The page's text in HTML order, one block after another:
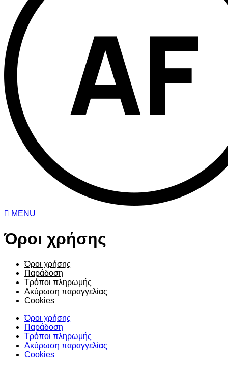
MENU
Όροι χρήσης
Όροι χρήσης
Παράδοση
Τρόποι πληρωμής
Ακύρωση παραγγελίας
Cookies
Όροι χρήσης
Παράδοση
Τρόποι πληρωμής
Ακύρωση παραγγελίας
Cookies